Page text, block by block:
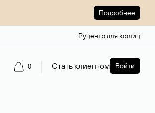
Подробнее
Руцентр для юрлиц
0 Стать клиентом Войти